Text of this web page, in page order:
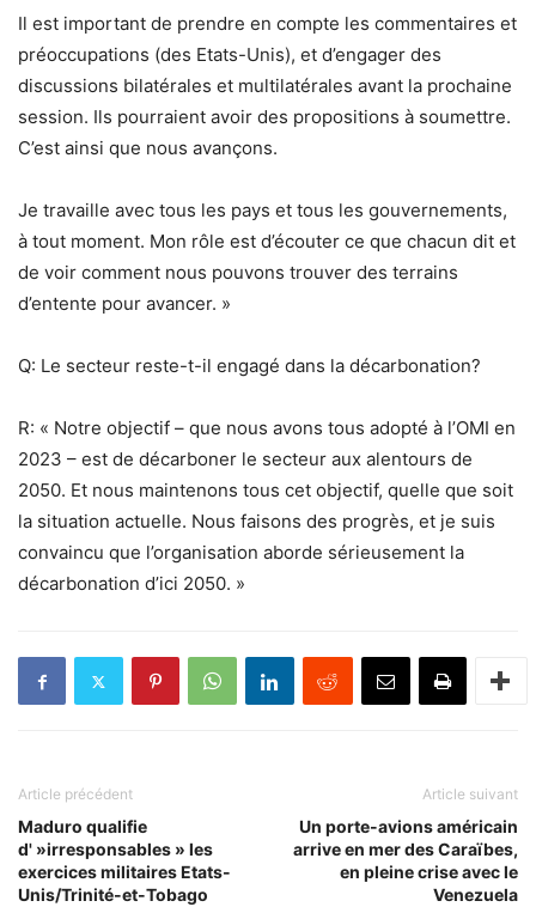
Il est important de prendre en compte les commentaires et
préoccupations (des Etats-Unis), et d’engager des
discussions bilatérales et multilatérales avant la prochaine
session. Ils pourraient avoir des propositions à soumettre.
C’est ainsi que nous avançons.
Je travaille avec tous les pays et tous les gouvernements,
à tout moment. Mon rôle est d’écouter ce que chacun dit et
de voir comment nous pouvons trouver des terrains
d’entente pour avancer. »
Q: Le secteur reste-t-il engagé dans la décarbonation?
R: « Notre objectif – que nous avons tous adopté à l’OMI en
2023 – est de décarboner le secteur aux alentours de
2050. Et nous maintenons tous cet objectif, quelle que soit
la situation actuelle. Nous faisons des progrès, et je suis
convaincu que l’organisation aborde sérieusement la
décarbonation d’ici 2050. »
Article précédent
Maduro qualifie
d' »irresponsables » les
exercices militaires Etats-
Unis/Trinité-et-Tobago
Article suivant
Un porte-avions américain
arrive en mer des Caraïbes,
en pleine crise avec le
Venezuela